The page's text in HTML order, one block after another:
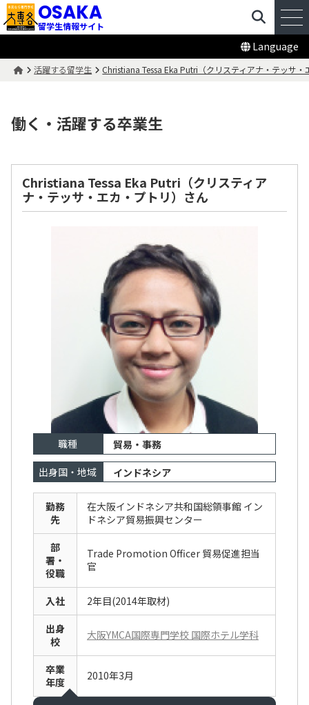
OSAKA
留学生情報サイト
Language
活躍する留学生 Christiana Tessa Eka Putri（クリスティアナ・テッサ
働く・活躍する卒業生
Christiana Tessa Eka Putri（クリスティア
ナ・テッサ・エカ・プトリ）さん
職種
貿易・事務
出身国・地域
インドネシア
勤務
先
在大阪インドネシア共和国総領事館 イン
ドネシア貿易振興センター
部
署・
役職
Trade Promotion Officer 貿易促進担当
官
入社
2年目(2014年取材)
出身
校
大阪YMCA国際専門学校 国際ホテル学科
卒業
年度
2010年3月